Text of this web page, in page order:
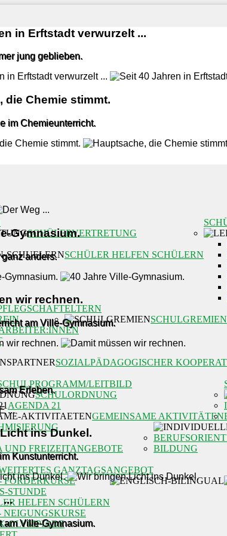
in Erftstadt verwurzelt ...
jung geblieben.
die Chemie stimmt.
im Chemieunterricht.
Gymnasium.
anders.
wir rechnen.
am Ville-Gymnasium.
Erleben.
ins Dunkel.
Kunstunterricht.
...
am Ville-Gymnasium.
SCHÜLERVERTRETUNG
SCHÜLER HELFEN SCHÜLERN
ELTERN
SCHULGREMIEN
SOZIALPÄDAGOGISCHER
LEITBILD
SCHULORDNUNG
AGENDA 21
GEMEINSAME AKTIVITÄTEN
UND FREIZEITANGEBOTE
GANZTAGSANGEBOT
FÖRDERKURSE
STUNDE
HELFEN SCHÜLERN
NEIGUNGSKURSE
OLYMPIADE
BILDUNG